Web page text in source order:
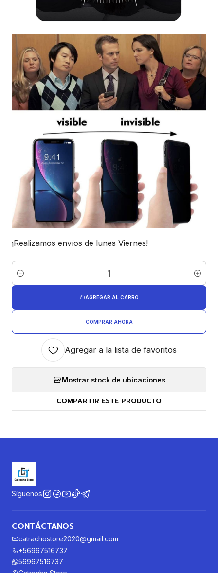
¡Realizamos envíos de lunes Viernes!
Cantidad
AGREGAR AL CARRO
COMPRAR AHORA
Agregar a la lista de favoritos
Mostrar stock de ubicaciones
COMPARTIR ESTE PRODUCTO
Síguenos
CONTÁCTANOS
catrachostore2020@gmail.com
+56967516737
56967516737